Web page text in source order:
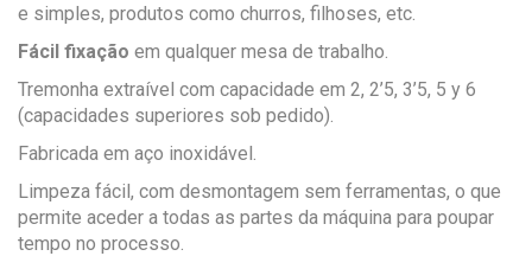
e simples, produtos como churros, filhoses, etc.
Fácil fixação em qualquer mesa de trabalho.
Tremonha extraível com capacidade em 2, 2’5, 3’5, 5 y 6
(capacidades superiores sob pedido).
Fabricada em aço inoxidável.
Limpeza fácil, com desmontagem sem ferramentas, o que
permite aceder a todas as partes da máquina para poupar
tempo no processo.